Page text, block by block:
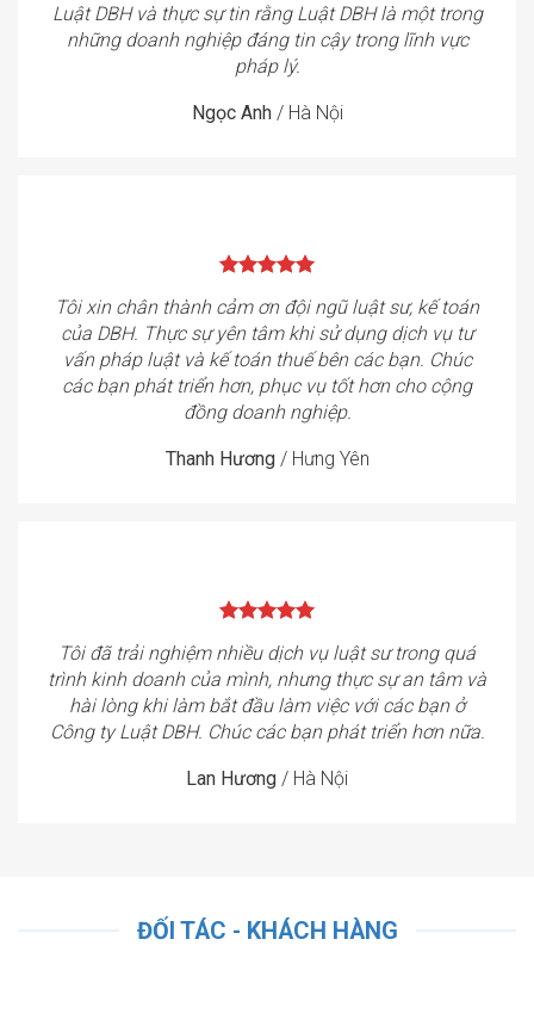
Luật DBH và thực sự tin rằng Luật DBH là một trong
những doanh nghiệp đáng tin cậy trong lĩnh vực
pháp lý.
Ngọc Anh / Hà Nội
Tôi xin chân thành cảm ơn đội ngũ luật sư, kế toán
của DBH. Thực sự yên tâm khi sử dụng dịch vụ tư
vấn pháp luật và kế toán thuế bên các bạn. Chúc
các bạn phát triển hơn, phục vụ tốt hơn cho cộng
đồng doanh nghiệp.
Thanh Hương / Hưng Yên
Tôi đã trải nghiệm nhiều dịch vụ luật sư trong quá
trình kinh doanh của mình, nhưng thực sự an tâm và
hài lòng khi làm bắt đầu làm việc với các bạn ở
Công ty Luật DBH. Chúc các bạn phát triển hơn nữa.
Lan Hương / Hà Nội
ĐỐI TÁC - KHÁCH HÀNG